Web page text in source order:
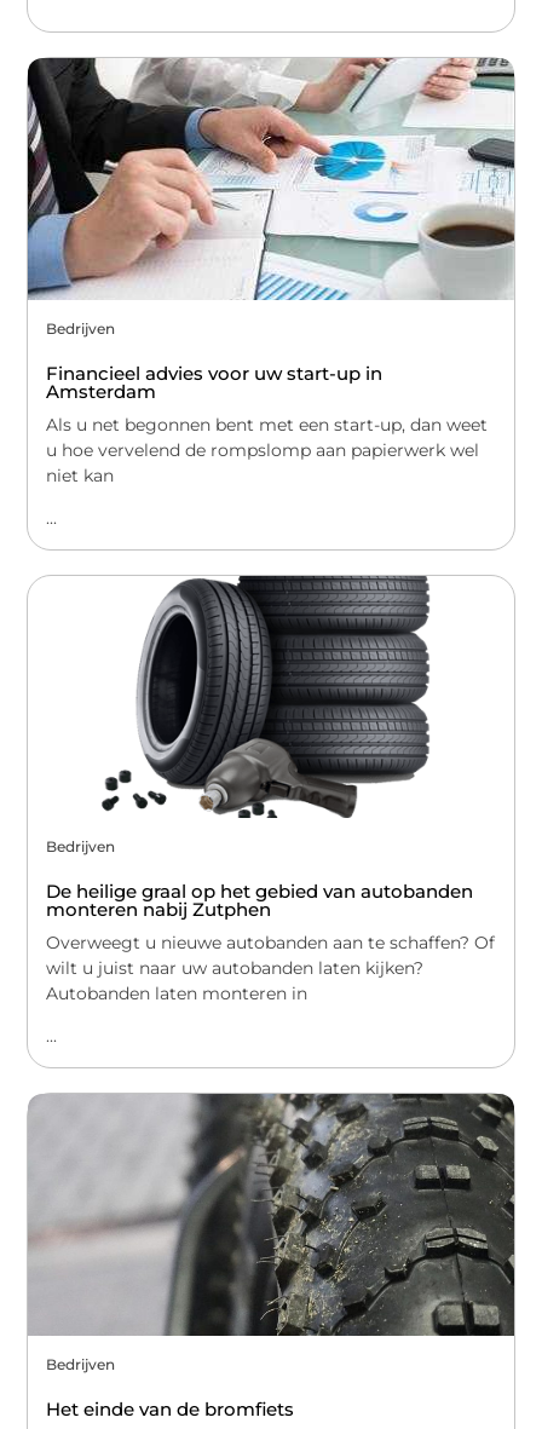
Bedrijven
Financieel advies voor uw start-up in
Amsterdam
Als u net begonnen bent met een start-up, dan weet
u hoe vervelend de rompslomp aan papierwerk wel
niet kan
...
Bedrijven
De heilige graal op het gebied van autobanden
monteren nabij Zutphen
Overweegt u nieuwe autobanden aan te schaffen? Of
wilt u juist naar uw autobanden laten kijken?
Autobanden laten monteren in
...
Bedrijven
Het einde van de bromfiets